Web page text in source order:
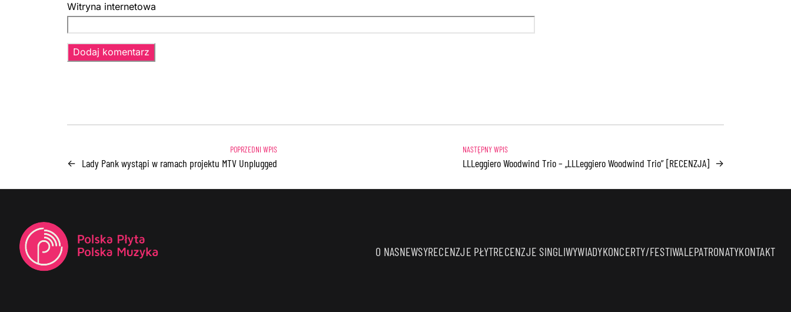
Witryna internetowa
← Lady Pank wystąpi w ramach projektu MTV Unplugged LLLeggiero Woodwind Trio – „LLLeggiero Woodwind Trio” [RECENZJA] →
O NASNEWSYRECENZJE PŁYTRECENZJE SINGLIWYWIADYKONCERTY/FESTIWALEPATRONATYKONTAKT